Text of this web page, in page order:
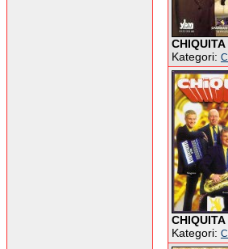
CHIQUITA
Kategori: C
CHIQUITA
Kategori: C